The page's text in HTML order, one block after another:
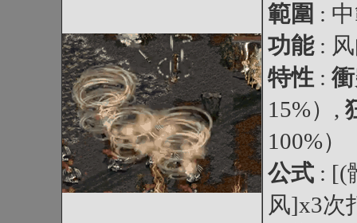
範圍 :
功能 :
特性 :
15%）,
100%）
公式 : [(
风]x3次